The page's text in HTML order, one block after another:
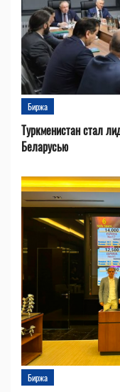
Биржа
Туркменистан стал
Беларусью
Биржа